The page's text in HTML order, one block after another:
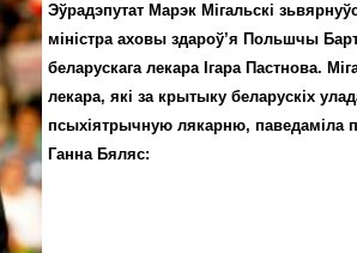
Эўрадэпутат Марэк Мігальскі
міністра аховы здароў’я Польшчы
беларускага лекара Ігара Пастнова.
лекара, які за крытыку беларускіх
псыхіятрычную лякарню, паведаміла
Ганна Бяляс: